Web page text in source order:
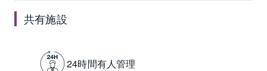
共有施設
24時間有人管理